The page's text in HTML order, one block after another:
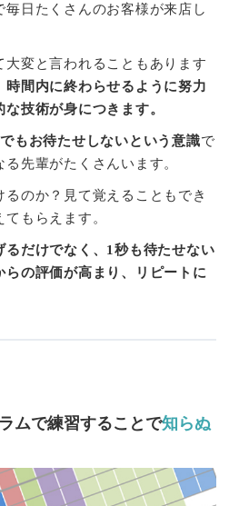
日たくさんのお客様が来店し
大変と言われることもあります
時間内に終わらせるように努力
技術が身につきます。
もお待たせしないという意識で
先輩がたくさんいます。
のか？見て覚えることもでき
もらえます。
だけでなく、1秒も待たせない
の評価が高まり、リピートに
ムで練習することで知らぬ